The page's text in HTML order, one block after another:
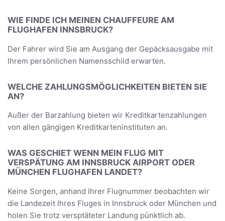
WIE FINDE ICH MEINEN CHAUFFEURE AM
FLUGHAFEN INNSBRUCK?
Der Fahrer wird Sie am Ausgang der Gepäcksausgabe mit
Ihrem persönlichen Namensschild erwarten.
WELCHE ZAHLUNGSMÖGLICHKEITEN BIETEN SIE
AN?
Außer der Barzahlung bieten wir Kreditkartenzahlungen
von allen gängigen Kreditkarteninstituten an.
WAS GESCHIET WENN MEIN FLUG MIT
VERSPÄTUNG AM INNSBRUCK AIRPORT ODER
MÜNCHEN FLUGHAFEN LANDET?
Keine Sorgen, anhand Ihrer Flugnummer beobachten wir
die Landezeit Ihres Fluges in Innsbruck oder München und
holen Sie trotz versptäteter Landung pünktlich ab.